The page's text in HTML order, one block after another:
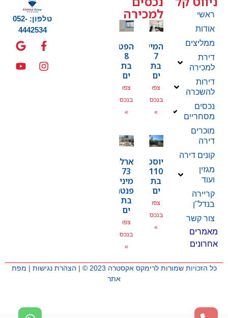
ראשי
אודות
ממליצים
דירת
למכירה
דירות
להשכרה
נכסים
מסחריים
מוכרים
דירה
קונים דירה
מגזין
ועוד
קריירה
בנדל"ן
צור קשר
מאמרים
אחרונים
למכירה
המייסדים
7
בת
ים
צפו
בנכס
»
הפטמן
8
בת
ים
צפו
בנכס
»
יוסטפל
110
בת
ים
צפו
בנכס
»
ארלוזרוב
73
מיני
פנטהאוז
בת
ים
צפו
בנכס
»
טלפון: 052-
4442534
כל הזכויות שמורות לרימקס אקסטרה 2023 © | הצהרת נגישות | מפת
אתר